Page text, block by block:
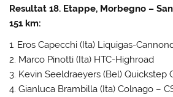
Resultat 18. Etappe, Morbegno –
151 km:
1. Eros Capecchi (Ita) Liquigas-
2. Marco Pinotti (Ita) HTC-Highroad
3. Kevin Seeldraeyers (Bel) Quickstep
4. Gianluca Brambilla (Ita) Colnago –